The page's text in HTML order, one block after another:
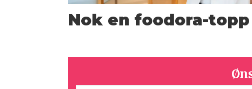
Nok en foodora-